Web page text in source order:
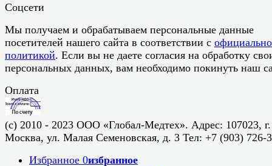
Соцсети
Мы получаем и обрабатываем персональные данные
посетителей нашего сайта в соответствии с
политикой. Если вы не даете согласия на обработку
персональных данных, вам необходимо покинуть наш
Оплата
(c) 2010 - 2023 ООО «Глобал-Медтех». Адрес: 107023, г.
Москва, ул. Малая Семеновская, д. 3 Тел: +7 (903) 726-
Избранное 0избранное